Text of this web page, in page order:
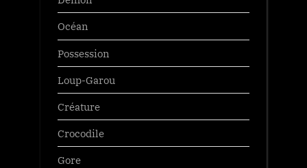
Océan
Possession
Loup-Garou
Créature
Crocodile
Gore